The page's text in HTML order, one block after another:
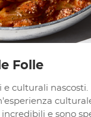
Folle
culturali
e sono